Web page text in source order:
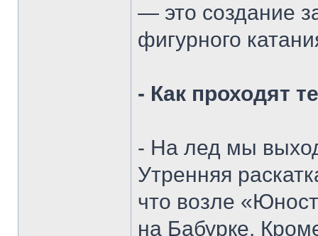
— это создание
фигурного
- Как проходят
- На лед мы
Утренняя
что возле
на Бабурке.